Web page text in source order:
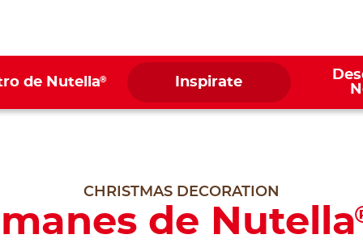
de Nutella® Inspirate
CHRISTMAS DECORATION
de Nutella